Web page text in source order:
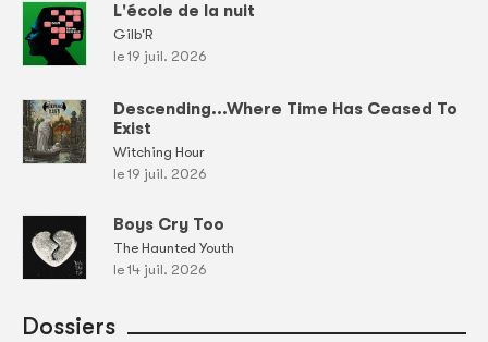
L'école de la nuit
Gilb'R
le 19 juil. 2026
Descending...Where Time Has Ceased To
Exist
Witching Hour
le 19 juil. 2026
Boys Cry Too
The Haunted Youth
le 14 juil. 2026
Dossiers